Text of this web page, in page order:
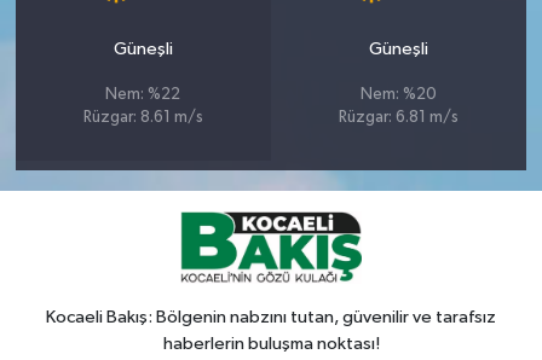
Güneşli
Nem: %22
Rüzgar: 8.61 m/s
Güneşli
Nem: %20
Rüzgar: 6.81 m/s
Kocaeli Bakış: Bölgenin nabzını tutan, güvenilir ve tarafsız
haberlerin buluşma noktası!